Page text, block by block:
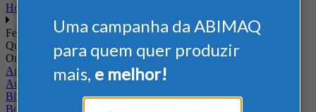
Uma campanha da ABIMAQ
para quem quer produzir
mais, e melhor!
Home
Feiras
Quando
Onde
Arena Jaguariuna
Auditório Albano Franco - FIEPA
Blumenau - SC
BolognaFiere